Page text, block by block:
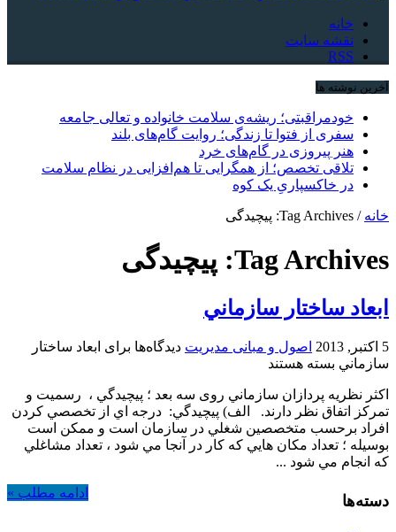
خانه
نقشه سایت
RSS
آخرین نوشته ها
خودمراقبتی؛ ریشه‌ی سلامت خانواده و تعالی جامعه
سفری از فتوا تا زندگی؛ روایت گام‌های بلند
هنر پیروزی در گام‌های خرد
تلاقی تخصص؛ از همگرایی تا هم‌افزایی در نظام سلامت
در خاکسپاریِ یک کوه
خانه / Tag Archives: پیچیدگی
Tag Archives: پیچیدگی
ابعاد ساختار سازماني
5 اکتبر, 2013 اصول و مبانی مدیریت دیدگاه‌ها برای ابعاد ساختار
سازماني بسته هستند
اكثر نظريه پردازان سازماني روی سه بعد ؛ پيچيدگي ، رسميت و
تمرکز اتفاق نظر دارند. الف) پيچيدگي: درجه اي از تخصصي كردن
افراد برحسب متخصصين شغلي در سازمان است و ممكن است
بوسيله ؛ تعداد مكان هايي كه كار در آنجا مي شود ، تعداد مشاغلي
كه انجام مي شود ...
ادامه مطلب » دسته‌ها